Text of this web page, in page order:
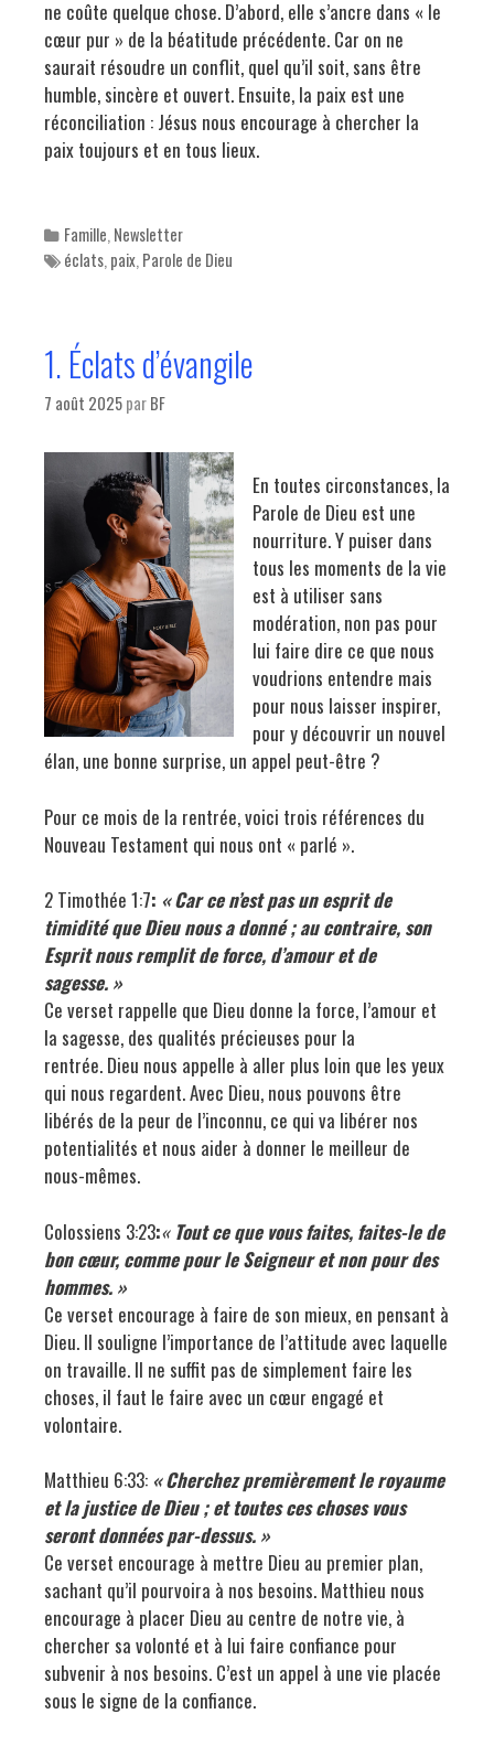
ne coûte quelque chose. D’abord, elle s’ancre dans « le
cœur pur » de la béatitude précédente. Car on ne
saurait résoudre un conflit, quel qu’il soit, sans être
humble, sincère et ouvert. Ensuite, la paix est une
réconciliation : Jésus nous encourage à chercher la
paix toujours et en tous lieux.
Categories
Famille, Newsletter
Tags
éclats, paix, Parole de Dieu
1. Éclats d’évangile
7 août 2025parBF
En toutes circonstances, la
Parole de Dieu est une
nourriture. Y puiser dans
tous les moments de la vie
est à utiliser sans
modération, non pas pour
lui faire dire ce que nous
voudrions entendre mais
pour nous laisser inspirer,
pour y découvrir un nouvel
élan, une bonne surprise, un appel peut-être ?
Pour ce mois de la rentrée, voici trois références du
Nouveau Testament qui nous ont « parlé ».
2 Timothée 1:7: « Car ce n’est pas un esprit de
timidité que Dieu nous a donné ; au contraire, son
Esprit nous remplit de force, d’amour et de
sagesse. »
Ce verset rappelle que Dieu donne la force, l’amour et
la sagesse, des qualités précieuses pour la
rentrée. Dieu nous appelle à aller plus loin que les yeux
qui nous regardent. Avec Dieu, nous pouvons être
libérés de la peur de l’inconnu, ce qui va libérer nos
potentialités et nous aider à donner le meilleur de
nous-mêmes.
Colossiens 3:23:« Tout ce que vous faites, faites-le de
bon cœur, comme pour le Seigneur et non pour des
hommes. »
Ce verset encourage à faire de son mieux, en pensant à
Dieu. Il souligne l’importance de l’attitude avec laquelle
on travaille. Il ne suffit pas de simplement faire les
choses, il faut le faire avec un cœur engagé et
volontaire.
Matthieu 6:33: « Cherchez premièrement le royaume
et la justice de Dieu ; et toutes ces choses vous
seront données par-dessus. »
Ce verset encourage à mettre Dieu au premier plan,
sachant qu’il pourvoira à nos besoins. Matthieu nous
encourage à placer Dieu au centre de notre vie, à
chercher sa volonté et à lui faire confiance pour
subvenir à nos besoins. C’est un appel à une vie placée
sous le signe de la confiance.